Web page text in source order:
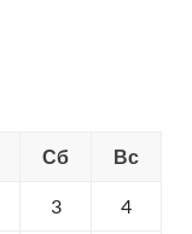
Сб Вс
3 4